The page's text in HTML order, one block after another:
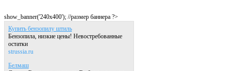
show_banner('240x400'); //размер баннера ?>
Купить бензопилу штиль
Бензопила, низкие цены! Невостребованные
остатки
strussia.ru
Белмаш